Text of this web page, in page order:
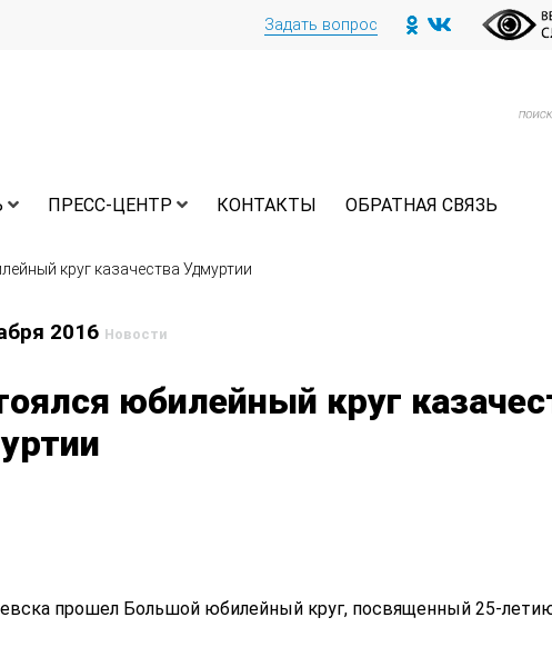
Задать вопрос
ПРЕСС-ЦЕНТР КОНТАКТЫ ОБРАТНАЯ СВЯЗЬ
круг казачества Удмуртии
2016 Новости
юбилейный круг
прошел Большой юбилейный круг, посвященный 25-